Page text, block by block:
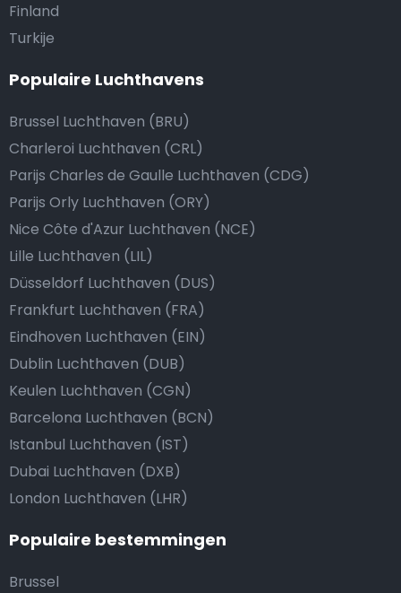
Finland
Turkije
Populaire Luchthavens
Brussel Luchthaven (BRU)
Charleroi Luchthaven (CRL)
Parijs Charles de Gaulle Luchthaven (CDG)
Parijs Orly Luchthaven (ORY)
Nice Côte d'Azur Luchthaven (NCE)
Lille Luchthaven (LIL)
Düsseldorf Luchthaven (DUS)
Frankfurt Luchthaven (FRA)
Eindhoven Luchthaven (EIN)
Dublin Luchthaven (DUB)
Keulen Luchthaven (CGN)
Barcelona Luchthaven (BCN)
Istanbul Luchthaven (IST)
Dubai Luchthaven (DXB)
London Luchthaven (LHR)
Populaire bestemmingen
Brussel